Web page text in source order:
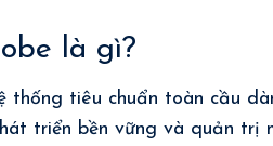
là gì?
thống tiêu chuẩn toàn cầu
triển bền vững và quản trị